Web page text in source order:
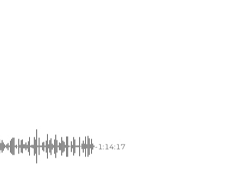
-1:14:17